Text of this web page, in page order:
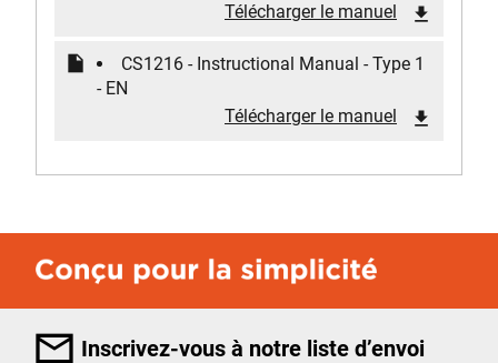
Télécharger le manuel
CS1216 - Instructional Manual - Type 1
- EN
Télécharger le manuel
Inscrivez-vous à notre liste d’envoi